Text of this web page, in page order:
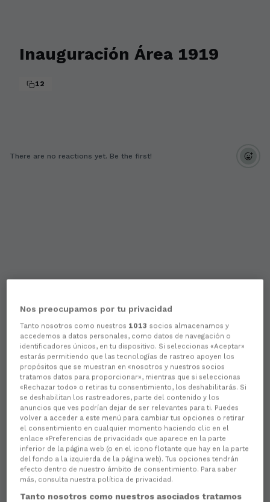
Inauguración Área 1919
12
There are no reactions yet. Be the first!
Nos preocupamos por tu privacidad
Tanto nosotros como nuestros 1013 socios almacenamos y
accedemos a datos personales, como datos de navegación o
identificadores únicos, en tu dispositivo. Si seleccionas «Aceptar»
estarás permitiendo que las tecnologías de rastreo apoyen los
propósitos que se muestran en «nosotros y nuestros socios
tratamos datos para proporcionar», mientras que si seleccionas
«Rechazar todo» o retiras tu consentimiento, los deshabilitarás. Si
se deshabilitan los rastreadores, parte del contenido y los
anuncios que ves podrían dejar de ser relevantes para ti. Puedes
volver a acceder a este menú para cambiar tus opciones o retirar
el consentimiento en cualquier momento haciendo clic en el
enlace «Preferencias de privacidad» que aparece en la parte
inferior de la página web (o en el icono flotante que hay en la parte
del fondo a la izquierda de la página web). Tus opciones tendrán
efecto dentro de nuestro ámbito de consentimiento. Para saber
más, consulta nuestra política de privacidad.
Tanto nosotros como nuestros asociados tratamos